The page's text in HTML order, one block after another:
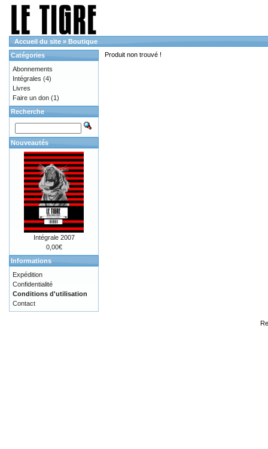
Accueil du site » Boutique
Produit non trouvé !
Catégories
Abonnements
Intégrales (4)
Livres
Faire un don (1)
Recherche
Nouveautés
Intégrale 2007
0,00€
Informations
Expédition
Confidentialité
Conditions d'utilisation
Contact